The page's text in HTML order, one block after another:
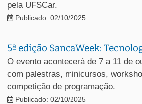
pela UFSCar.
Publicado: 02/10/2025
5ª edição SancaWeek:
O evento acontecerá de 7 a 11 de
com palestras, minicursos,
competição de programação.
Publicado: 02/10/2025